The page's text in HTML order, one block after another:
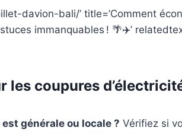
davion-bali/’ title=’Comment
immanquables ! 🌴✈️’
les coupures
générale ou locale ? Vérifiez si